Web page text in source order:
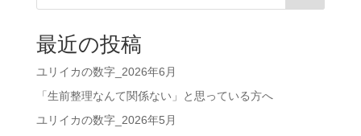
最近の投稿
ユリイカの数字_2026年6月
「生前整理なんて関係ない」と思っている方へ
ユリイカの数字_2026年5月